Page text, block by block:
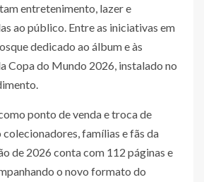
entretenimento, lazer e
ao público. Entre as iniciativas em
dedicado ao álbum e às
Copa do Mundo 2026, instalado no
ponto de venda e troca de
famílias e fãs da
de 2026 conta com 112 páginas e
o novo formato do